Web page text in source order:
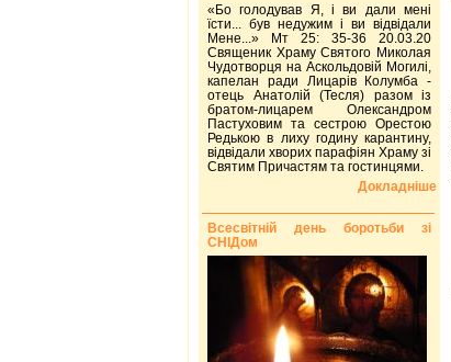
«Бо голодував Я, і ви дали мені
їсти... був недужим і ви відвідали
Мене...» Мт 25: 35-36 20.03.20
Священик Храму Святого Миколая
Чудотворця на Аскольдовій Могилі,
капелан ради Лицарів Колумба -
отець Анатолій (Тесля) разом із
братом-лицарем Олександром
Пастуховим та сестрою Орестою
Редькою в лиху годину карантину,
відвідали хворих парафіян Храму зі
Святим Причастям та гостинцями.
Докладніше
Всесвітній день боротьби зі
СНІДом